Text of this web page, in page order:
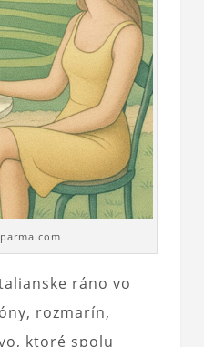
ráno vo
rozmarín,
ktoré spolu